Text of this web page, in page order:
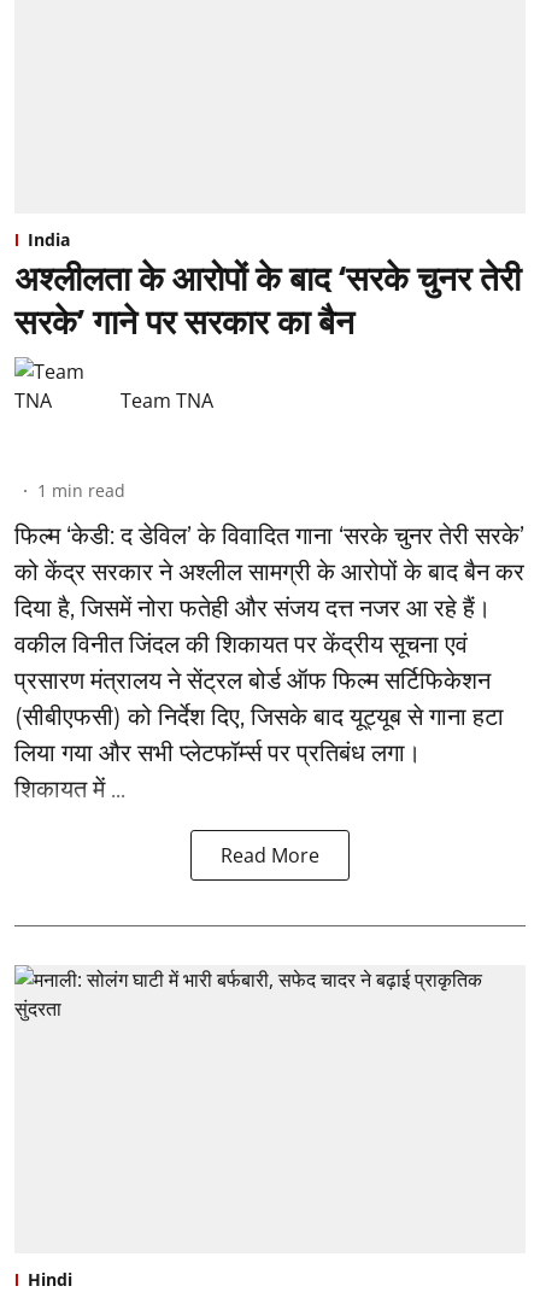
India
अश्लीलता के आरोपों के बाद ‘सरके चुनर तेरी
सरके’ गाने पर सरकार का बैन
Team TNA
1 min read
फिल्म ‘केडी: द डेविल’ के विवादित गाना ‘सरके चुनर तेरी सरके’
को केंद्र सरकार ने अश्लील सामग्री के आरोपों के बाद बैन कर
दिया है, जिसमें नोरा फतेही और संजय दत्त नजर आ रहे हैं।
वकील विनीत जिंदल की शिकायत पर केंद्रीय सूचना एवं
प्रसारण मंत्रालय ने सेंट्रल बोर्ड ऑफ फिल्म सर्टिफिकेशन
(सीबीएफसी) को निर्देश दिए, जिसके बाद यूट्यूब से गाना हटा
लिया गया और सभी प्लेटफॉर्म्स पर प्रतिबंध लगा।
शिकायत में ...
Read More
Hindi